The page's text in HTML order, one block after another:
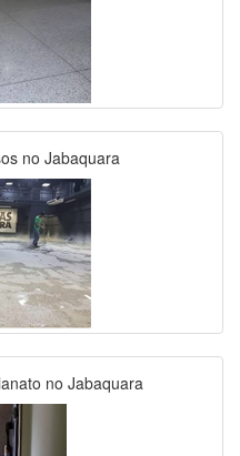
no Jabaquara
no Jabaquara